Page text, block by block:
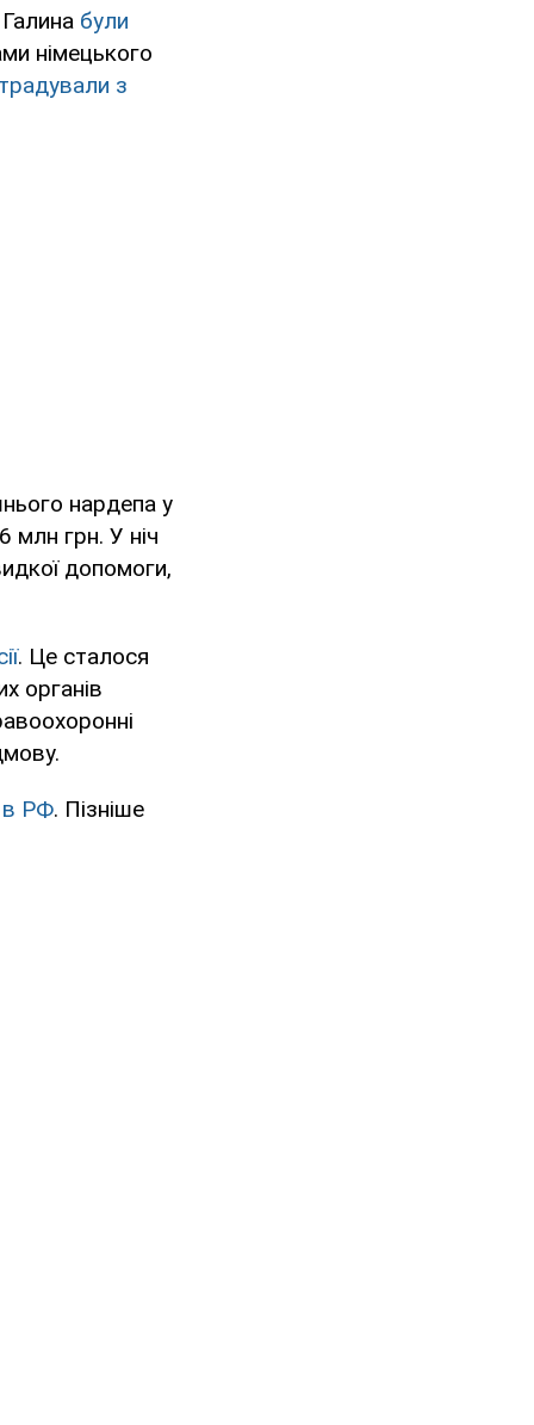
були
німецького
з
нардепа у
млн грн. У ніч
допомоги,
. Це сталося
органів
в РФ. Пізніше